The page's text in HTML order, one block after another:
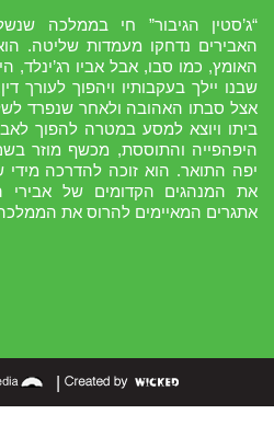
“ג’סטין הגיבור” חי בממלכה
האבירים נדחקו מעמדות שליטה.
האומץ, כמו סבו, אבל אביו
שבנו יילך בעקבותיו ויהפוך לעורך
אצל סבתו האהובה ולאחר שנפרד
ביתו ויוצא למסע במטרה להפוך
היפהפייה והתוססת, מכשף מוזר
יפה התואר. הוא זוכה להדרכה מידי
את המנהגים הקדומים של אבירי
אתגרים המאיימים להרוס את